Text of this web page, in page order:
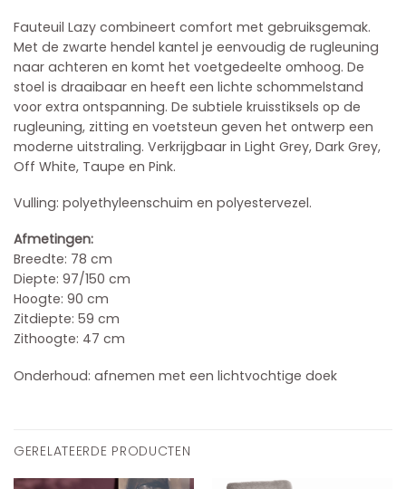
Fauteuil Lazy combineert comfort met gebruiksgemak.
Met de zwarte hendel kantel je eenvoudig de rugleuning
naar achteren en komt het voetgedeelte omhoog. De
stoel is draaibaar en heeft een lichte schommelstand
voor extra ontspanning. De subtiele kruisstiksels op de
rugleuning, zitting en voetsteun geven het ontwerp een
moderne uitstraling. Verkrijgbaar in Light Grey, Dark Grey,
Off White, Taupe en Pink.
Vulling: polyethyleenschuim en polyestervezel.
Afmetingen:
Breedte: 78 cm
Diepte: 97/150 cm
Hoogte: 90 cm
Zitdiepte: 59 cm
Zithoogte: 47 cm
Onderhoud: afnemen met een lichtvochtige doek
GERELATEERDE PRODUCTEN